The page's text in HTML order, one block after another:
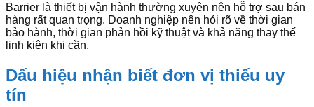
Barrier là thiết bị vận hành thường xuyên nên hỗ trợ sau bán
hàng rất quan trọng. Doanh nghiệp nên hỏi rõ về thời gian
bảo hành, thời gian phản hồi kỹ thuật và khả năng thay thế
linh kiện khi cần.
Dấu hiệu nhận biết đơn vị thiếu uy
tín